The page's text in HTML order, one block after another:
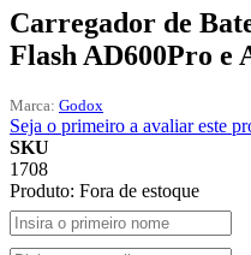
Manfrotto
MeFoto
Mettle
NEEWER
Carregador de
Flash AD600Pro e
Marca: Godox
Seja o primeiro a avaliar este
SKU
1708
Produto: Fora de estoque